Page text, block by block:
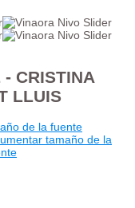
CRISTINA
LLUIS
de la fuente
tamaño de la